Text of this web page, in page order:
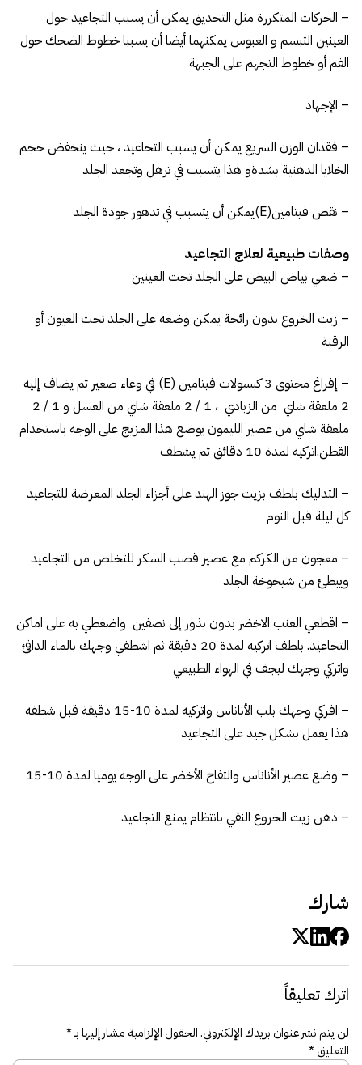
– الحركات المتكررة مثل التحديق يمكن أن يسبب التجاعيد حول
العينين التبسم و العبوس يمكنهما أيضا أن يسببا خطوط الضحك حول
الفم أو خطوط التجهم على الجبهة
– الإجهاد
– فقدان الوزن السريع يمكن أن يسبب التجاعيد ، حيث ينخفض حجم
الخلايا الدهنية بشدةو هذا يتسبب في ترهل وتجعد الجلد
– نقص فيتامين(E)يمكن أن يتسبب في تدهور جودة الجلد
وصفات طبيعية لعلاج التجاعيد
– ضعي بياض البيض على الجلد تحت العينين
– زيت الخروع بدون رائحة يمكن وضعه على الجلد تحت العيون أو
الرقبة
– إفراغ محتوى 3 كبسولات فيتامين (E) في وعاء صغير ثم يضاف إليه
2 ملعقة شاي من الزبادي ، 1 / 2 ملعقة شاي من العسل و 1 / 2
ملعقة شاي من عصير الليمون يوضع هذا المزيج على الوجه باستخدام
القطن.اتركيه لمدة 10 دقائق ثم يشطف
– التدليك بلطف بزيت جوز الهند على أجزاء الجلد المعرضة للتجاعيد
كل ليلة قبل النوم
– معجون من الكركم مع عصير قصب السكر للتخلص من التجاعيد
ويبطئ من شيخوخة الجلد
– اقطعي العنب الاخضر بدون بذور إلى نصفين واضغطي به على اماكن
التجاعيد. بلطف اتركيه لمدة 20 دقيقة ثم اشطفي وجهك بالماء الدافئ
واتركي وجهك ليجف في الهواء الطبيعي
– افركي وجهك بلب الأناناس واتركيه لمدة 10-15 دقيقة قبل شطفه
هذا يعمل بشكل جيد على التجاعيد
– وضع عصير الأناناس والتفاح الأخضر على الوجه يوميا لمدة 10-15
– دهن زيت الخروع النقي بانتظام يمنع التجاعيد
شارك
اترك تعليقاً
لن يتم نشر عنوان بريدك الإلكتروني.الحقول الإلزامية مشار إليها بـ*
التعليق*